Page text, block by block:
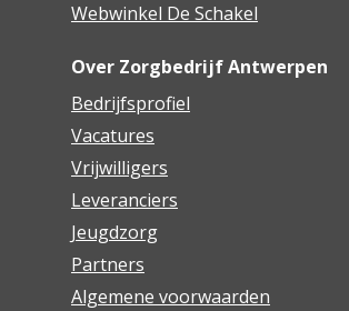
Webwinkel De Schakel
Over Zorgbedrijf Antwerpen
Bedrijfsprofiel
Vacatures
Vrijwilligers
Leveranciers
Jeugdzorg
Partners
Algemene voorwaarden